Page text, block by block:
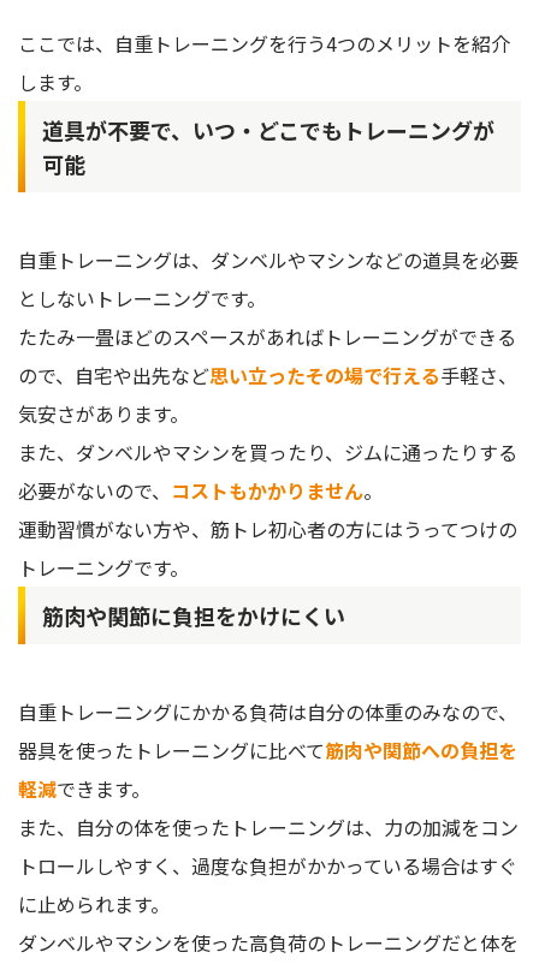
ここでは、自重トレーニングを行う4つのメリットを紹介
します。
道具が不要で、いつ・どこでもトレーニングが
可能
自重トレーニングは、ダンベルやマシンなどの道具を必要
としないトレーニングです。
たたみ一畳ほどのスペースがあればトレーニングができる
ので、自宅や出先など思い立ったその場で行える手軽さ、
気安さがあります。
また、ダンベルやマシンを買ったり、ジムに通ったりする
必要がないので、 コストもかかりません。
運動習慣がない方や、筋トレ初心者の方にはうってつけの
トレーニングです。
筋肉や関節に負担をかけにくい
自重トレーニングにかかる負荷は自分の体重のみなので、
器具を使ったトレーニングに比べて筋肉や関節への負担を
軽減できます。
また、自分の体を使ったトレーニングは、力の加減をコン
トロールしやすく、過度な負担がかかっている場合はすぐ
に止められます。
ダンベルやマシンを使った高負荷のトレーニングだと体を